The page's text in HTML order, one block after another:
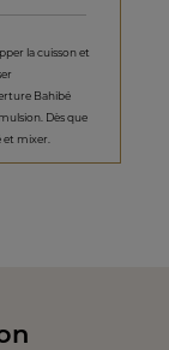
la cuisson et
Bahibé
Dès que
et mixer.